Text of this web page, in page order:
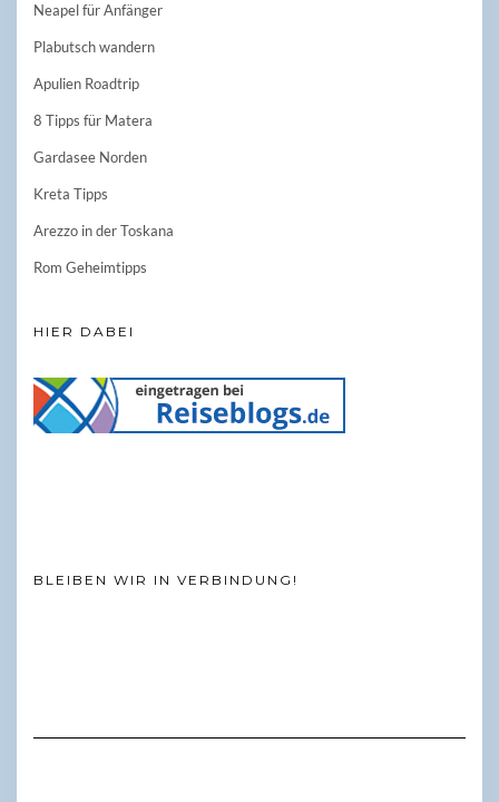
Neapel für Anfänger
Plabutsch wandern
Apulien Roadtrip
8 Tipps für Matera
Gardasee Norden
Kreta Tipps
Arezzo in der Toskana
Rom Geheimtipps
HIER DABEI
BLEIBEN WIR IN VERBINDUNG!